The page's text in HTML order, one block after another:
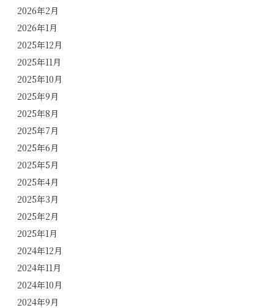
2026年2月
2026年1月
2025年12月
2025年11月
2025年10月
2025年9月
2025年8月
2025年7月
2025年6月
2025年5月
2025年4月
2025年3月
2025年2月
2025年1月
2024年12月
2024年11月
2024年10月
2024年9月